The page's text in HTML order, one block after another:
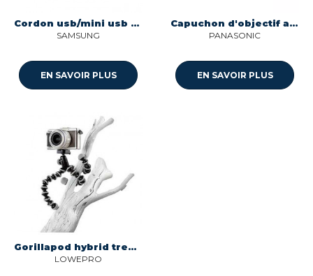
Cordon usb/mini usb pour appareil photo numerique Samsung AD39-00180A
SAMSUNG
EN SAVOIR PLUS
Capuchon d'objectif appareil photo Panasonic SYQ0103
PANASONIC
EN SAVOIR PLUS
Gorillapod hybrid trepied photo pour hybrid JB01073-CEU
LOWEPRO